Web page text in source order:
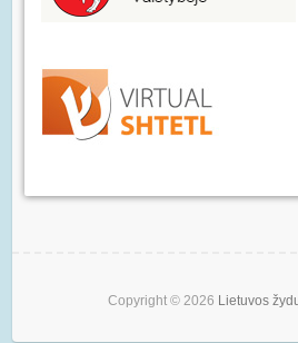
Copyright © 2026 Lietuvos